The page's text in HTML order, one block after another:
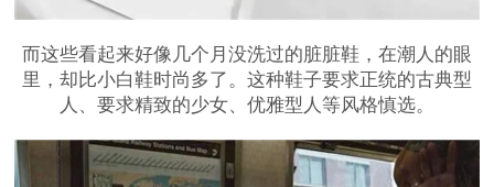
而这些看起来好像几个月没洗过的脏脏鞋，在潮人的眼
里，却比小白鞋时尚多了。这种鞋子要求正统的古典型
人、要求精致的少女、优雅型人等风格慎选。